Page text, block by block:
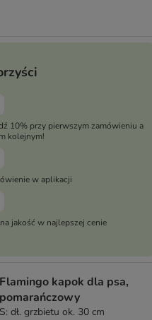
10% przy pierwszym zamówieniu a
kolejnym!
w aplikacji
jakość w najlepszej cenie
Flamingo kapok dla psa,
pomarańczowy
S: dł. grzbietu ok. 30 cm